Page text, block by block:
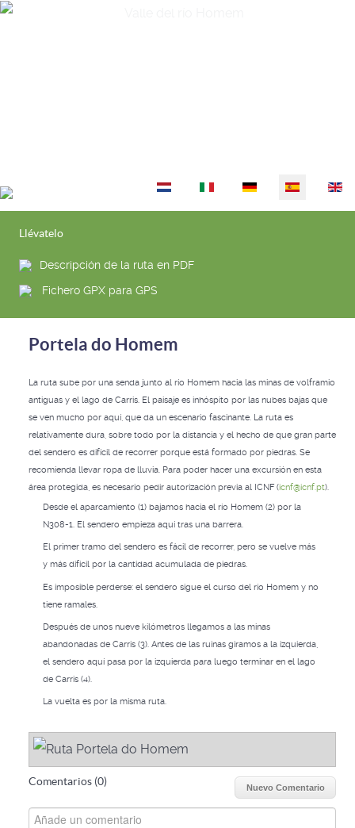
Seleccione su idioma
Llévatelo
Descripción de la ruta en PDF
Fichero GPX para GPS
Portela do Homem
La ruta sube por una senda junto al río Homem hacia las minas de volframio
antiguas y el lago de Carris. El paisaje es inhóspito por las nubes bajas que
se ven mucho por aquí, que da un escenario fascinante. La ruta es
relativamente dura, sobre todo por la distancia y el hecho de que gran parte
del sendero es difícil de recorrer porque está formado por piedras. Se
recomienda llevar ropa de lluvia. Para poder hacer una excursión en esta
área protegida, es necesario pedir autorización previa al ICNF (icnf@icnf.pt).
Desde el aparcamiento (1) bajamos hacia el río Homem (2) por la
N308-1. El sendero empieza aquí tras una barrera.
El primer tramo del sendero es fácil de recorrer, pero se vuelve más
y más difícil por la cantidad acumulada de piedras.
Es imposible perderse: el sendero sigue el curso del río Homem y no
tiene ramales.
Después de unos nueve kilómetros llegamos a las minas
abandonadas de Carris (3). Antes de las ruinas giramos a la izquierda,
el sendero aquí pasa por la izquierda para luego terminar en el lago
de Carris (4).
La vuelta es por la misma ruta.
Comentarios (0) Nuevo Comentario